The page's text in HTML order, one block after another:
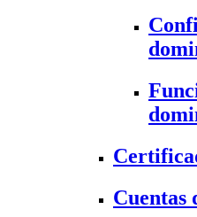
Cuentas